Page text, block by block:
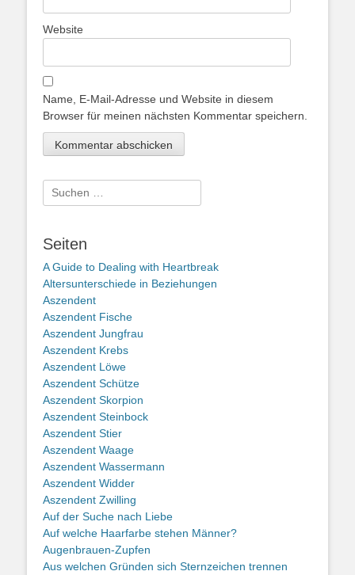
Website
Name, E-Mail-Adresse und Website in diesem
Browser für meinen nächsten Kommentar speichern.
Suche
nach:
Seiten
A Guide to Dealing with Heartbreak
Altersunterschiede in Beziehungen
Aszendent
Aszendent Fische
Aszendent Jungfrau
Aszendent Krebs
Aszendent Löwe
Aszendent Schütze
Aszendent Skorpion
Aszendent Steinbock
Aszendent Stier
Aszendent Waage
Aszendent Wassermann
Aszendent Widder
Aszendent Zwilling
Auf der Suche nach Liebe
Auf welche Haarfarbe stehen Männer?
Augenbrauen-Zupfen
Aus welchen Gründen sich Sternzeichen trennen